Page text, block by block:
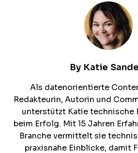
By Katie
Als datenorientierte
Redakteurin, Autorin und
unterstützt Katie technische
beim Erfolg. Mit 15 Jahren
Branche vermittelt sie
praxisnahe Einblicke, damit